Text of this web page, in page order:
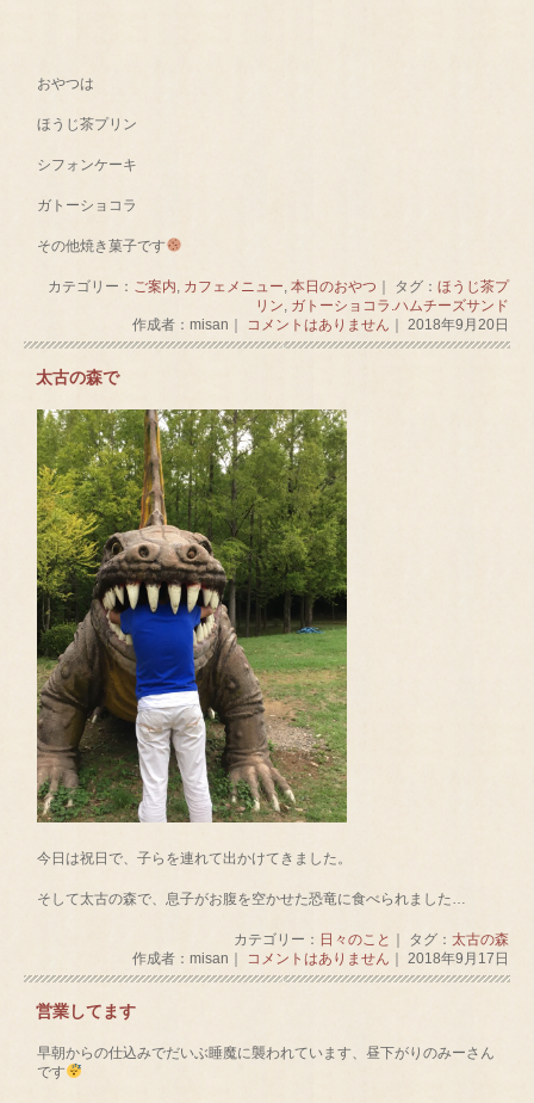
おやつは
ほうじ茶プリン
シフォンケーキ
ガトーショコラ
その他焼き菓子です
カテゴリー： ご案内, カフェメニュー, 本日のおやつ ｜ タグ： ほうじ茶プ
リン, ガトーショコラ.ハムチーズサンド
作成者：misan｜ コメントはありません ｜ 2018年9月20日
太古の森で
今日は祝日で、子らを連れて出かけてきました。
そして太古の森で、息子がお腹を空かせた恐竜に食べられました…
カテゴリー： 日々のこと ｜ タグ： 太古の森
作成者：misan｜
コメントはありません ｜ 2018年9月17日
営業してます
早朝からの仕込みでだいぶ睡魔に襲われています、昼下がりのみーさん
です